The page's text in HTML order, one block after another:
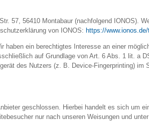
57, 56410 Montabaur (nachfolgend IONOS).
von IONOS: https://
ein berechtigtes Interesse an einer
auf Grundlage von Art. 6 Abs. 1 lit. a
des Nutzers (z. B. Device-Fingerprinting)
geschlossen. Hierbei handelt es sich um
nur nach unseren Weisungen und